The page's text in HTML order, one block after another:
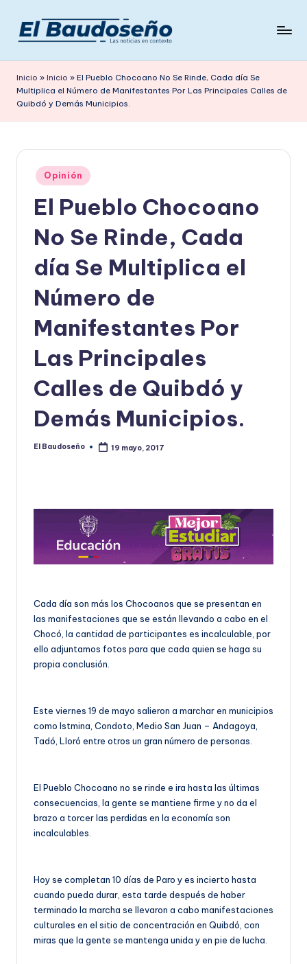
Saltar
contenido
e
ri
ó
d
en
contexto
Inicio » Inicio » El Pueblo Chocoano No Se Rinde, Cada día Se
Multiplica el Número de Manifestantes Por Las Principales Calles de
Quibdó y Demás Municipios.
Publicado
en
Opinión
El Pueblo Chocoano
No Se Rinde, Cada
día Se Multiplica el
Número de
Manifestantes Por
Las Principales
Calles de Quibdó y
Demás Municipios.
Publicado
El Baudoseño 19 mayo, 2017
Cada día son más los Chocoanos que se presentan en
las manifestaciones que se están llevando a cabo en el
Chocó, la cantidad de participantes es incalculable, por
ello adjuntamos fotos para que cada quien se haga su
propia conclusión.
Este viernes 19 de mayo salieron a marchar en municipios
como Istmina, Condoto, Medio San Juan – Andagoya,
Tadó, Lloró entre otros un gran número de personas.
El Pueblo Chocoano no se rinde e ira hasta las últimas
consecuencias, la gente se mantiene firme y no da el
brazo a torcer las perdidas en la economía son
incalculables.
Hoy se completan 10 días de Paro y es incierto hasta
cuando pueda durar, esta tarde después de haber
terminado la marcha se llevaron a cabo manifestaciones
culturales en el sitio de concentración en Quibdó, con
miras que la gente se mantenga unida y en pie de lucha.